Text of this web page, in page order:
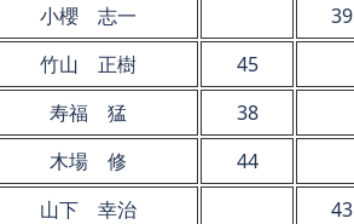
小櫻 志一 39
竹山 正樹 45
寿福 猛 38
木場 修 44
山下 幸治 43